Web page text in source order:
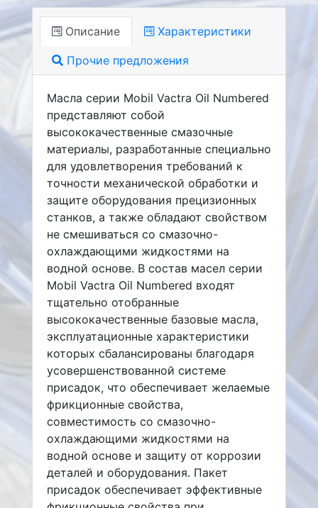
Описание Характеристики
Прочие предложения
Масла серии Mobil Vactra Oil Numbered
представляют собой
высококачественные смазочные
материалы, разработанные специально
для удовлетворения требований к
точности механической обработки и
защите оборудования прецизионных
станков, а также обладают свойством
не смешиваться со смазочно-
охлаждающими жидкостями на
водной основе. В состав масел серии
Mobil Vactra Oil Numbered входят
тщательно отобранные
высококачественные базовые масла,
эксплуатационные характеристики
которых сбалансированы благодаря
усовершенствованной системе
присадок, что обеспечивает желаемые
фрикционные свойства,
совместимость со смазочно-
охлаждающими жидкостями на
водной основе и защиту от коррозии
деталей и оборудования. Пакет
присадок обеспечивает эффективные